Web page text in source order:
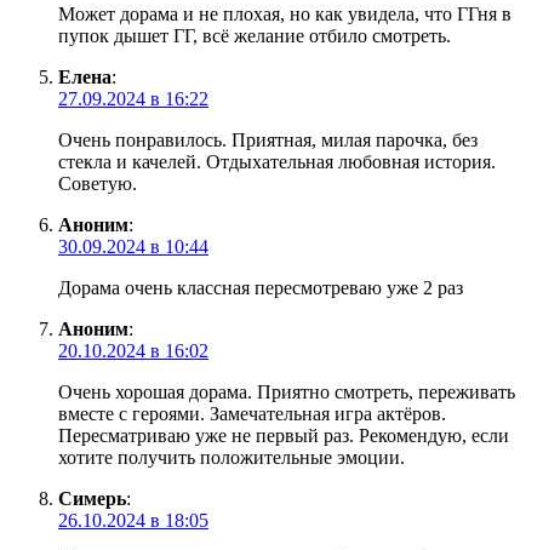
Может дорама и не плохая, но как увидела, что ГГня в
пупок дышет ГГ, всё желание отбило смотреть.
Елена:
27.09.2024 в 16:22
Очень понравилось. Приятная, милая парочка, без
стекла и качелей. Отдыхательная любовная история.
Советую.
Аноним:
30.09.2024 в 10:44
Дорама очень классная пересмотреваю уже 2 раз
Аноним:
20.10.2024 в 16:02
Очень хорошая дорама. Приятно смотреть, переживать
вместе с героями. Замечательная игра актёров.
Пересматриваю уже не первый раз. Рекомендую, если
хотите получить положительные эмоции.
Симерь:
26.10.2024 в 18:05